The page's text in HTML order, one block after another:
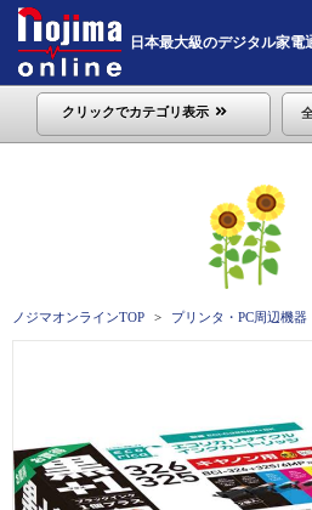
日本最大級のデジタル家電
クリックでカテゴリ表示
ノジマオンラインTOP プリンタ・PC周辺機器